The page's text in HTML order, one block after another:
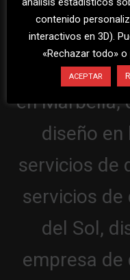
contenido
interactivos en 3D).
«Rechazar todo»
ACEPTAR